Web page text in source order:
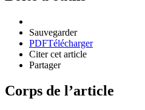
Sauvegarder
PDFTélécharger
Citer cet article
Partager
Corps de l’article